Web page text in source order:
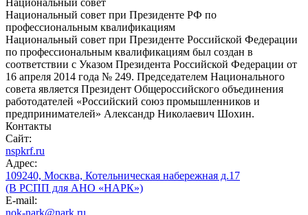
Национальный совет
Национальный совет при Президенте РФ по
профессиональным квалификациям
Национальный совет при Президенте Российской Федерации
по профессиональным квалификациям был создан в
соответствии с Указом Президента Российской Федерации от
16 апреля 2014 года № 249. Председателем Национального
совета является Президент Общероссийского объединения
работодателей «Российский союз промышленников и
предпринимателей» Александр Николаевич Шохин.
Контакты
Сайт:
nspkrf.ru
Адрес:
109240, Москва, Котельническая набережная д.17
(В РСПП для АНО «НАРК»)
E-mail:
nok-nark@nark.ru